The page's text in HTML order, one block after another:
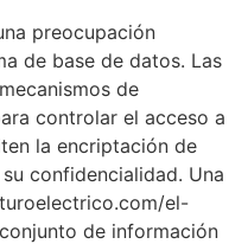
preocupación
de base de datos. Las
de
controlar el acceso a
la encriptación de
confidencialidad. Una
el-
de información